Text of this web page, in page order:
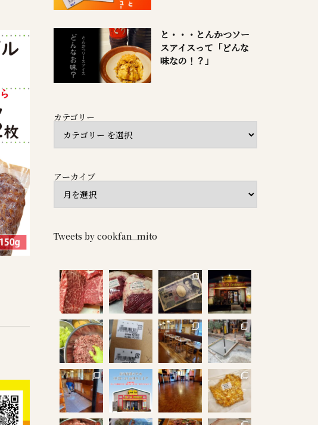
と・・・とんかつソー
スアイスって「どんな
味なの！？」
カテゴリー
アーカイブ
Tweets by cookfan_mito